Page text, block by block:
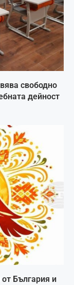
свободно
дейност
България и